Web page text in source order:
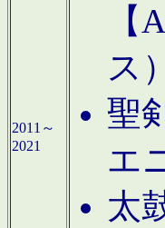
2011～
2021
ス）
聖
エ
太